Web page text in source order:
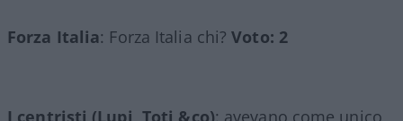
Forza Italia: Forza Italia chi?Voto: 2
I centristi (Lupi, Toti &co): avevano come unico